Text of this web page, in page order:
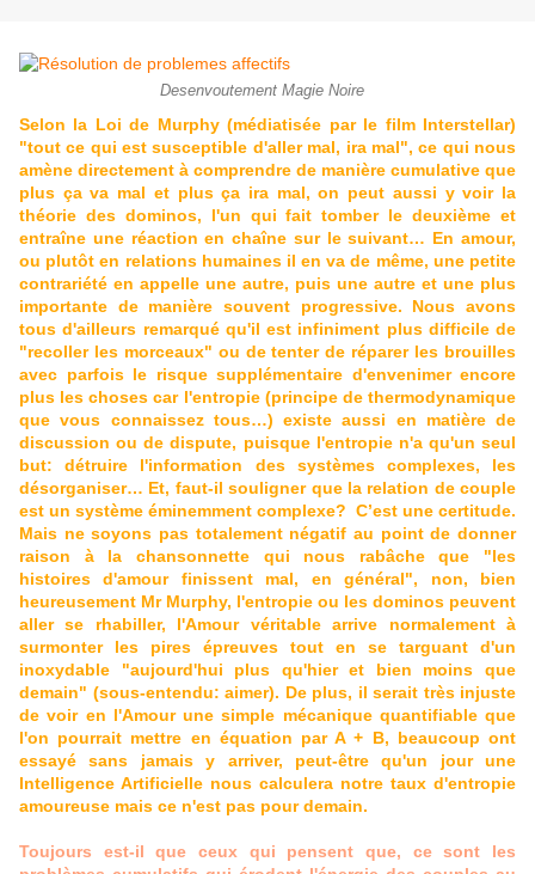
Desenvoutement Magie Noire
Selon la Loi de Murphy (médiatisée par le film Interstellar)
"tout ce qui est susceptible d'aller mal, ira mal", ce qui nous
amène directement à comprendre de manière cumulative que
plus ça va mal et plus ça ira mal, on peut aussi y voir la
théorie des dominos, l'un qui fait tomber le deuxième et
entraîne une réaction en chaîne sur le suivant… En amour,
ou plutôt en relations humaines il en va de même, une petite
contrariété en appelle une autre, puis une autre et une plus
importante de manière souvent progressive. Nous avons
tous d'ailleurs remarqué qu'il est infiniment plus difficile de
"recoller les morceaux" ou de tenter de réparer les brouilles
avec parfois le risque supplémentaire d'envenimer encore
plus les choses car l'entropie (principe de thermodynamique
que vous connaissez tous…) existe aussi en matière de
discussion ou de dispute, puisque l'entropie n'a qu'un seul
but: détruire l'information des systèmes complexes, les
désorganiser… Et, faut-il souligner que la relation de couple
est un système éminemment complexe? C’est une certitude.
Mais ne soyons pas totalement négatif au point de donner
raison à la chansonnette qui nous rabâche que "les
histoires d'amour finissent mal, en général", non, bien
heureusement Mr Murphy, l'entropie ou les dominos peuvent
aller se rhabiller, l'Amour véritable arrive normalement à
surmonter les pires épreuves tout en se targuant d'un
inoxydable "aujourd'hui plus qu'hier et bien moins que
demain" (sous-entendu: aimer). De plus, il serait très injuste
de voir en l'Amour une simple mécanique quantifiable que
l'on pourrait mettre en équation par A + B, beaucoup ont
essayé sans jamais y arriver, peut-être qu'un jour une
Intelligence Artificielle nous calculera notre taux d'entropie
amoureuse mais ce n'est pas pour demain.
Toujours est-il que ceux qui pensent que, ce sont les